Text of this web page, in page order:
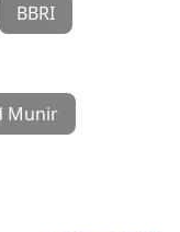
BBRI
Munir